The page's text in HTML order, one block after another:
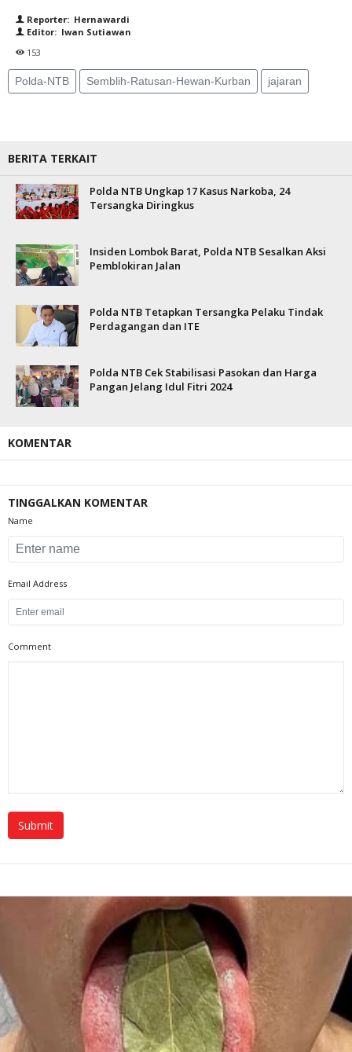
Reporter: Hernawardi
Editor: Iwan Sutiawan
153
Polda-NTB Semblih-Ratusan-Hewan-Kurban jajaran
BERITA TERKAIT
Polda NTB Ungkap 17 Kasus Narkoba, 24
Tersangka Diringkus
Insiden Lombok Barat, Polda NTB Sesalkan Aksi
Pemblokiran Jalan
Polda NTB Tetapkan Tersangka Pelaku Tindak
Perdagangan dan ITE
Polda NTB Cek Stabilisasi Pasokan dan Harga
Pangan Jelang Idul Fitri 2024
KOMENTAR
TINGGALKAN KOMENTAR
Name
Email Address
Comment